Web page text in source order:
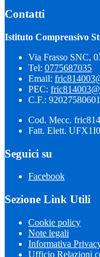
Contatti
Istituto Comprensivo
Via Frasso SNC,
Tel: 0775687035
Email:
PEC:
C.F.: 92027580601
Cod. Mecc.
Fatt. Elett. UFX1I0
Seguici su
Facebook
Sezione Link Utili
Cookie policy
Note legali
Informativa
Ufficio Relazioni